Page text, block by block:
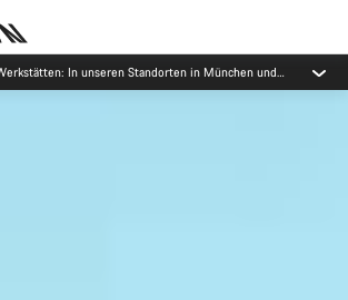
E-Performance Center Koblenz